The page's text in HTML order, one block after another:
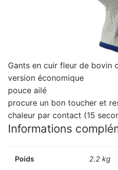
Gants en cuir fleur de bovin
version économique
pouce ailé
procure un bon toucher et
chaleur par contact (15
Informations
Poids 2.2 kg